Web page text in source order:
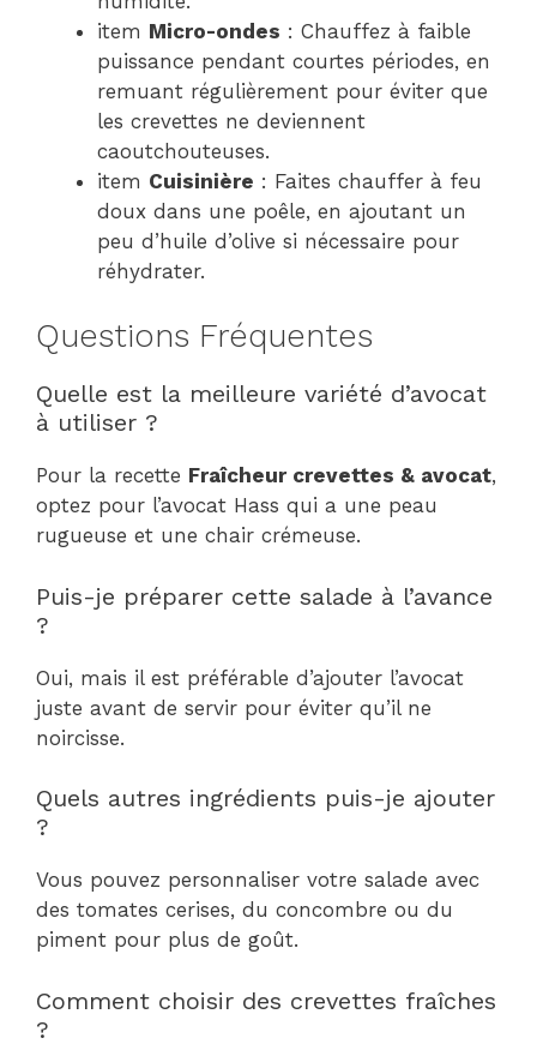
item Micro-ondes : Chauffez à faible
puissance pendant courtes périodes, en
remuant régulièrement pour éviter que
les crevettes ne deviennent
caoutchouteuses.
item Cuisinière : Faites chauffer à feu
doux dans une poêle, en ajoutant un
peu d’huile d’olive si nécessaire pour
réhydrater.
Questions Fréquentes
Quelle est la meilleure variété d’avocat
à utiliser ?
Pour la recette Fraîcheur crevettes & avocat,
optez pour l’avocat Hass qui a une peau
rugueuse et une chair crémeuse.
Puis-je préparer cette salade à l’avance
?
Oui, mais il est préférable d’ajouter l’avocat
juste avant de servir pour éviter qu’il ne
noircisse.
Quels autres ingrédients puis-je ajouter
?
Vous pouvez personnaliser votre salade avec
des tomates cerises, du concombre ou du
piment pour plus de goût.
Comment choisir des crevettes fraîches
?